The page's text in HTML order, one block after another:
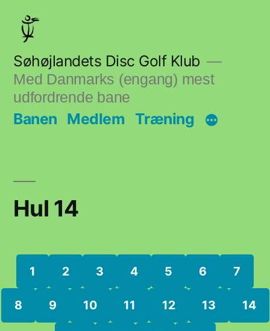
content
Søhøjlandets Disc Golf Klub
Med Danmarks (engang) mest
udfordrende bane
Banen Medlem Træning
Hul 14
1 2 3 4 5 6 7
8 9 10 11 12 13 14